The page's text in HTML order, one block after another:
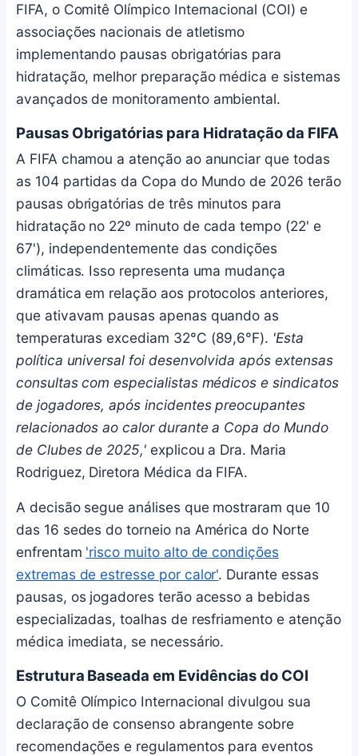
FIFA, o Comitê Olímpico Internacional (COI) e
associações nacionais de atletismo
implementando pausas obrigatórias para
hidratação, melhor preparação médica e sistemas
avançados de monitoramento ambiental.
Pausas Obrigatórias para Hidratação da FIFA
A FIFA chamou a atenção ao anunciar que todas
as 104 partidas da Copa do Mundo de 2026 terão
pausas obrigatórias de três minutos para
hidratação no 22º minuto de cada tempo (22' e
67'), independentemente das condições
climáticas. Isso representa uma mudança
dramática em relação aos protocolos anteriores,
que ativavam pausas apenas quando as
temperaturas excediam 32°C (89,6°F). 'Esta
política universal foi desenvolvida após extensas
consultas com especialistas médicos e sindicatos
de jogadores, após incidentes preocupantes
relacionados ao calor durante a Copa do Mundo
de Clubes de 2025,' explicou a Dra. Maria
Rodriguez, Diretora Médica da FIFA.
A decisão segue análises que mostraram que 10
das 16 sedes do torneio na América do Norte
enfrentam 'risco muito alto de condições
extremas de estresse por calor'. Durante essas
pausas, os jogadores terão acesso a bebidas
especializadas, toalhas de resfriamento e atenção
médica imediata, se necessário.
Estrutura Baseada em Evidências do COI
O Comitê Olímpico Internacional divulgou sua
declaração de consenso abrangente sobre
recomendações e regulamentos para eventos